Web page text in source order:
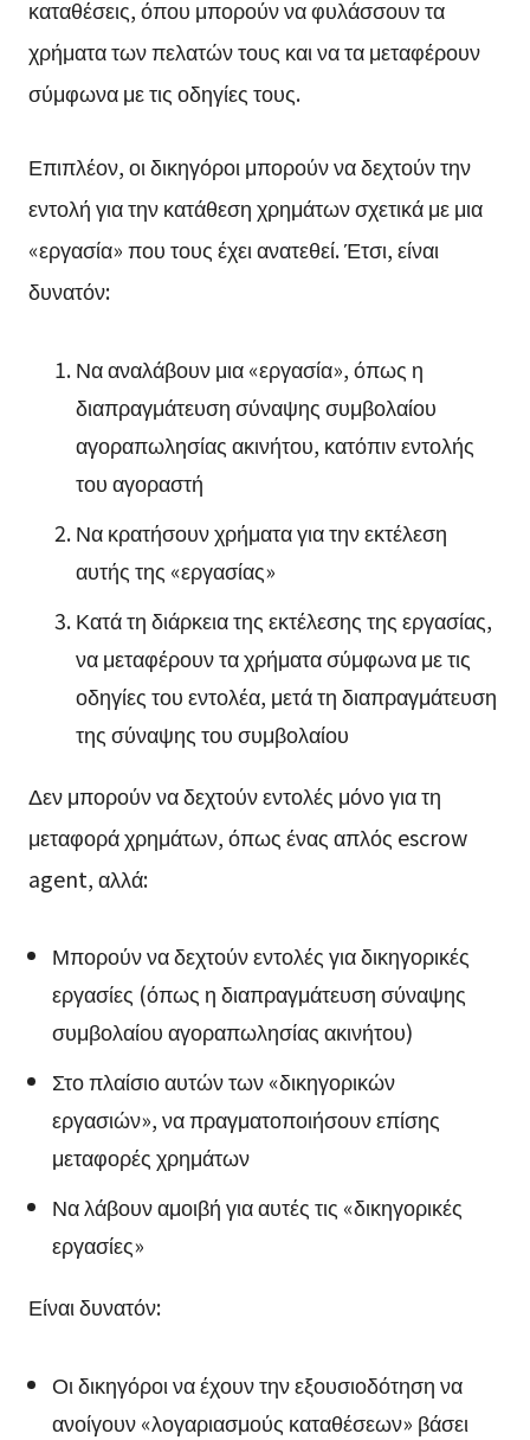
καταθέσεις, όπου μπορούν να φυλάσσουν τα
χρήματα των πελατών τους και να τα μεταφέρουν
σύμφωνα με τις οδηγίες τους.
Επιπλέον, οι δικηγόροι μπορούν να δεχτούν την
εντολή για την κατάθεση χρημάτων σχετικά με μια
«εργασία» που τους έχει ανατεθεί. Έτσι, είναι
δυνατόν:
Να αναλάβουν μια «εργασία», όπως η
διαπραγμάτευση σύναψης συμβολαίου
αγοραπωλησίας ακινήτου, κατόπιν εντολής
του αγοραστή
Να κρατήσουν χρήματα για την εκτέλεση
αυτής της «εργασίας»
Κατά τη διάρκεια της εκτέλεσης της εργασίας,
να μεταφέρουν τα χρήματα σύμφωνα με τις
οδηγίες του εντολέα, μετά τη διαπραγμάτευση
της σύναψης του συμβολαίου
Δεν μπορούν να δεχτούν εντολές μόνο για τη
μεταφορά χρημάτων, όπως ένας απλός escrow
agent, αλλά:
Μπορούν να δεχτούν εντολές για δικηγορικές
εργασίες (όπως η διαπραγμάτευση σύναψης
συμβολαίου αγοραπωλησίας ακινήτου)
Στο πλαίσιο αυτών των «δικηγορικών
εργασιών», να πραγματοποιήσουν επίσης
μεταφορές χρημάτων
Να λάβουν αμοιβή για αυτές τις «δικηγορικές
εργασίες»
Είναι δυνατόν:
Οι δικηγόροι να έχουν την εξουσιοδότηση να
ανοίγουν «λογαριασμούς καταθέσεων» βάσει